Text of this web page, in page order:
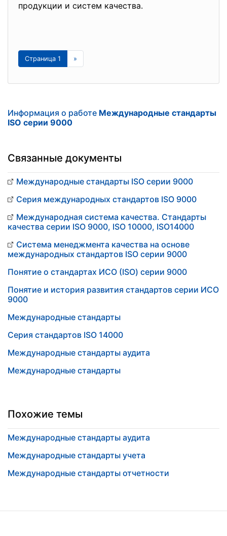
продукции и cистем качества.
Страница 1 »
Информация о работе Международные стандарты
ISO серии 9000
Связанные документы
Международные стандарты ISO серии 9000
Серия международных стандартов ISO 9000
Международная система качества. Стандарты
качества серии ISO 9000, ISO 10000, ISO14000
Система менеджмента качества на основе
международных стандартов ISO серии 9000
Понятие о стандартах ИСО (ISO) серии 9000
Понятие и история развития стандартов серии ИСО
9000
Международные стандарты
Серия стандартов ISO 14000
Международные стандарты аудита
Международные стандарты
Похожие темы
Международные стандарты аудита
Международные стандарты учета
Международные стандарты отчетности